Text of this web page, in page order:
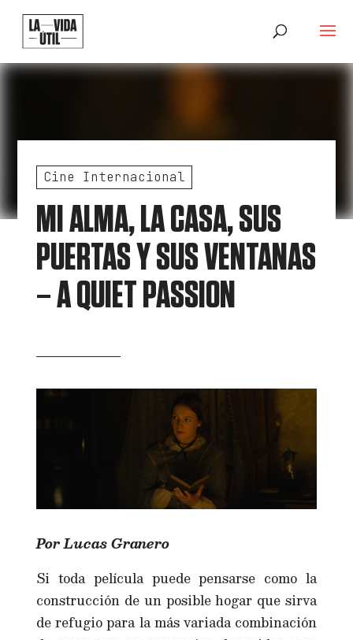
Cine Internacional
MI ALMA, LA CASA, SUS
PUERTAS Y SUS VENTANAS
– A QUIET PASSION
Por Lucas Granero
Si toda película puede pensarse como la
construcción de un posible hogar que sirva
de refugio para la más variada combinación